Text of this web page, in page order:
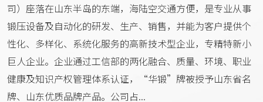
司）座落在山东半岛的东端，海陆空交通方便，是专业从事
锻压设备及自动化的研发、生产、销售，并能为客户提供个
性化、多样化、系统化服务的高新技术型企业，专精特新小
巨人企业。企业通过工信部的两化融合、质量、环境、职业
健康及知识产权管理体系认证，“华锻”牌被授予山东省名
牌、山东优质品牌产品。公司占...